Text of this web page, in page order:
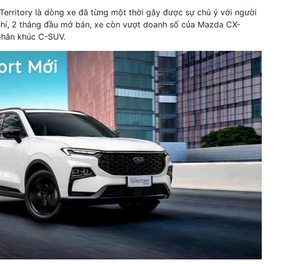
là dòng xe đã từng một thời gây được sự chú ý với người
2 tháng đầu mở bán, xe còn vượt doanh số của Mazda CX-
khúc C-SUV.